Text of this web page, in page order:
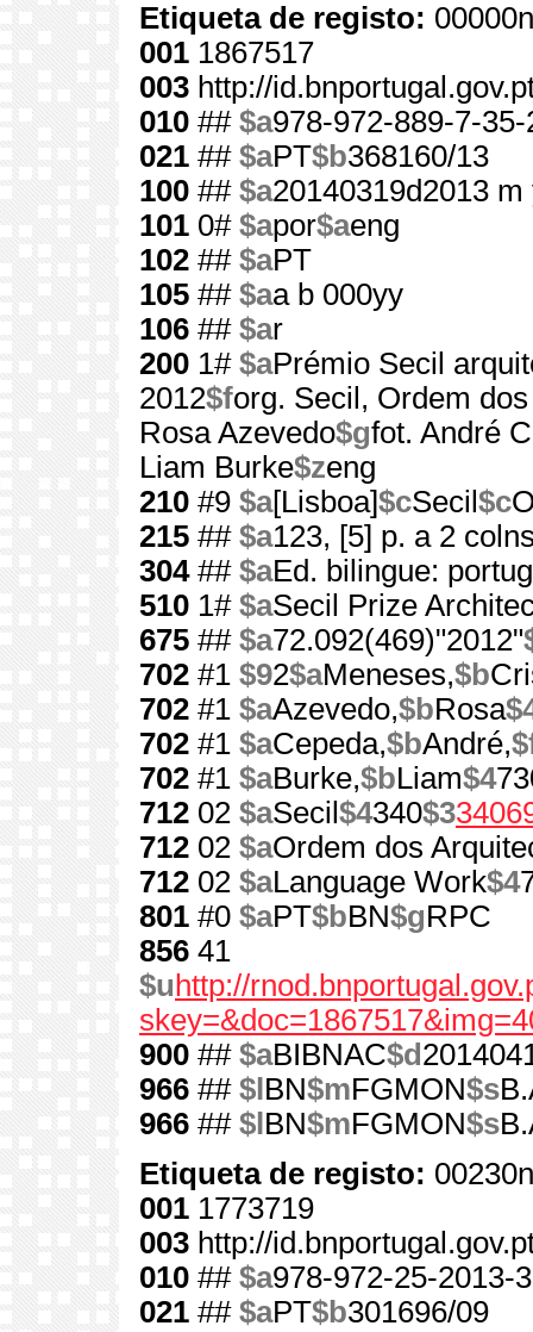
Etiqueta de registo:
001 1867517
003 http://
010 ## $a978-972-889-7-35-
021 ## $aPT$b368160/13
100 ## $a20140319d2013
101 0# $apor$aeng
102 ## $aPT
105 ## $aa b 000yy
106 ## $ar
200 1# $aPrémio Secil
2012$forg. Secil, Ordem
Rosa Azevedo$gfot. André
Liam Burke$zeng
210 #9 $a[Lisboa]$cSecil $c
215 ## $a123, [5] p. a 2
304## $aEd. bilingue:
510 1# $aSecil Prize
675 ## $a72.092(469)"2012"
702 #1 $92$aMeneses,$b
702 #1 $aAzevedo,$bRosa
702 #1 $aCepeda,$bAndré,
702 #1 $aBurke,$bLiam$4
712 02 $aSecil $4340$3
712 02 $aOrdem dos
712 02 $aLanguage Work$4
801 #0 $aPT$bBN$gRPC
856 41
$u http://
900 ## $aBIBNAC$d
966 ## $l BN$mFGMON$s
966 ## $l BN$mFGMON$s
Etiqueta de registo:
001 1773719
003 http://
010 ## $a978-972-25-2013-3
021 ## $aPT$b301696/09